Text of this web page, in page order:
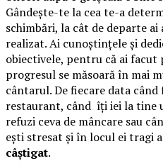
Gândește-te la cea te-a
schimbări, la cât de departe
realizat. Ai cunoștințele și
obiectivele, pentru că ai facut
progresul se măsoară în mai
cântarul. De fiecare data
restaurant, când îți iei la tine
refuzi ceva de mâncare sau
ești stresat și în locul ei tragi
câștigat.